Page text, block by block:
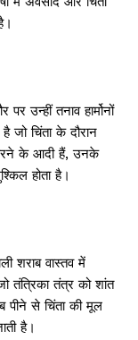
उन्हीं तनाव हार्मोनों
जो चिंता के दौरान
के आदी हैं, उनके
होता है।
शराब वास्तव में
तंत्रिका तंत्र को शांत
पीने से चिंता की मूल
है।